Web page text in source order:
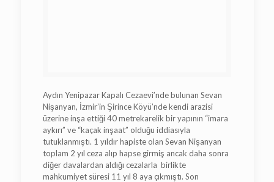
Aydın Yenipazar Kapalı Cezaevi’nde bulunan Sevan
Nişanyan, İzmir’in Şirince Köyü’nde kendi arazisi
üzerine inşa ettiği 40 metrekarelik bir yapının “imara
aykırı” ve “kaçak inşaat” olduğu iddiasıyla
tutuklanmıştı. 1 yıldır hapiste olan Sevan Nişanyan
toplam 2 yıl ceza alıp hapse girmiş ancak daha sonra
diğer davalardan aldığı cezalarla birlikte
mahkumiyet süresi 11 yıl 8 aya çıkmıştı. Son